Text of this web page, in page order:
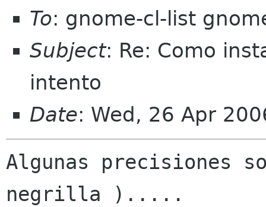
To: gnome-cl-list
Subject: Re: Como
intento
Date: Wed, 26 Apr
Algunas precisiones
negrilla ).....